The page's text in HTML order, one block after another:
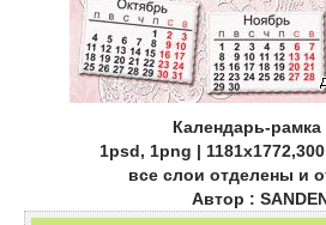
Календарь-рамка
1psd, 1png |
все слои отделены и
Автор :